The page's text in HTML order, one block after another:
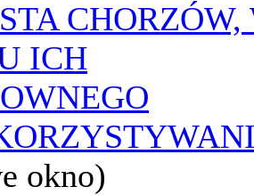
CHORZÓW,
ICH
okno)